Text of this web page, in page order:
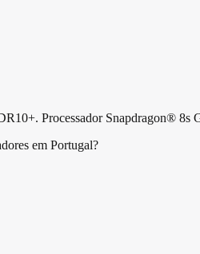
Processador Snapdragon® 8s
em Portugal?